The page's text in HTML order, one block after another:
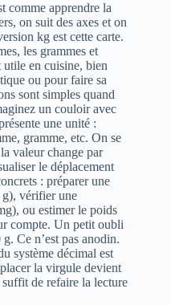
comme apprendre la
on suit des axes et on
kg est cette carte.
les grammes et
utile en cuisine, bien
ou pour faire sa
sont simples quand
un couloir avec
une unité :
gramme, etc. On se
valeur change par
le déplacement
: préparer une
g), vérifier une
ou estimer le poids
compte. Un petit oubli
Ce n’est pas anodin.
système décimal est
la virgule devient
de refaire la lecture